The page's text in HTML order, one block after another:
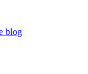
blog